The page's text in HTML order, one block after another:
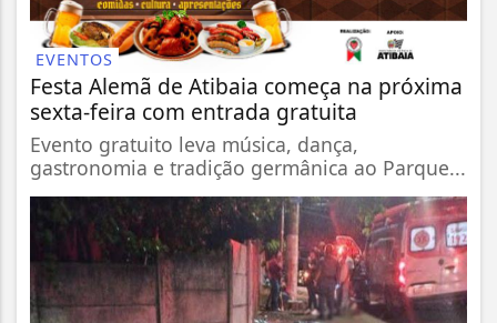
EVENTOS
Festa Alemã de Atibaia começa na próxima
sexta-feira com entrada gratuita
Evento gratuito leva música, dança,
gastronomia e tradição germânica ao Parque...